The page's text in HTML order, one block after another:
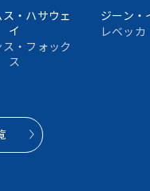
・ハサウェ
イ
・フォック
ス
ジーン・
レベッ